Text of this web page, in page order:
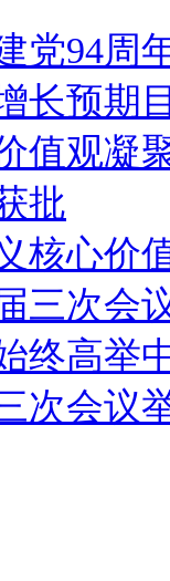
党94周
长预期
值观凝
批
核心价
三次会
终高举
次会议